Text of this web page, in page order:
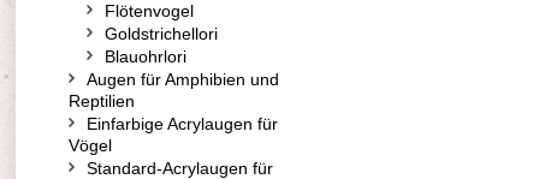
Flötenvogel
Goldstrichellori
Blauohrlori
Augen für Amphibien und
Reptilien
Einfarbige Acrylaugen für
Vögel
Standard-Acrylaugen für